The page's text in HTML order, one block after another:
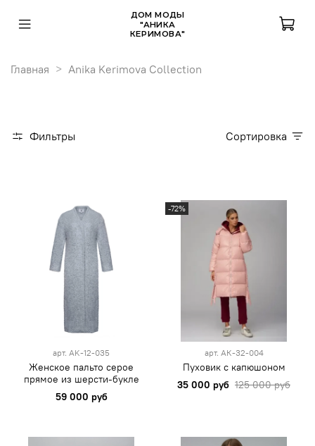
ДОМ МОДЫ
"АНИКА
КЕРИМОВА"
Главная Anika Kerimova Collection
Фильтры Сортировка
арт. AK-12-035
Женское пальто серое
прямое из шерсти-букле
59 000 руб
-72%
арт. АК-32-004
Пуховик с капюшоном
35 000 руб 125 000 руб